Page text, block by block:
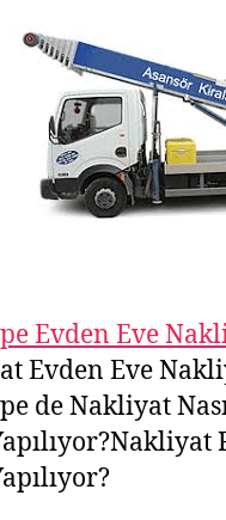
Evden Eve
Evden Eve
de Nakliyat